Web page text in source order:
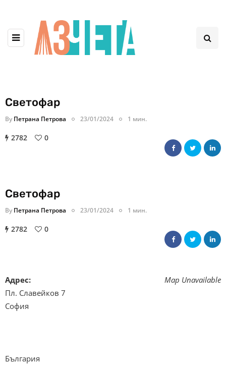
Светофар
By Петрана Петрова 23/01/2024 1 мин.
2782 0
Светофар
By Петрана Петрова 23/01/2024 1 мин.
2782 0
Map Unavailable
Адрес:
Пл. Славейков 7
София
България